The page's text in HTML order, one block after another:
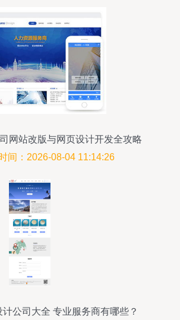
网站改版与网页设计开发全攻略
间：2026-08-04 11:14:26
公司大全 专业服务商有哪些？